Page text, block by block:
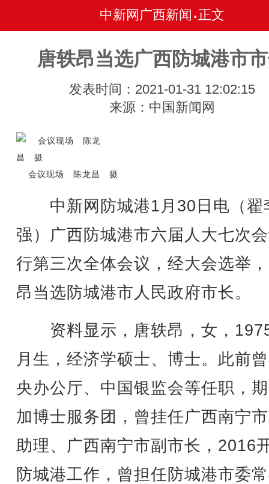
中新网广西新闻 • 正文
唐轶昂当选广西防城港市
发表时间：2021-01-31 12:02:15
来源：中国新闻网
会议现场 陈龙昌 摄
中新网防城港1月30日电（翟
强）广西防城港市六届人大七次
行第三次全体会议，经大会选举
昂当选防城港市人民政府市长。
资料显示，唐轶昂，女，
月生，经济学硕士、博士。此前
央办公厅、中国银监会等任职，
加博士服务团，曾挂任广西南宁
助理、广西南宁市副市长，2016
防城港工作，曾担任防城港市委